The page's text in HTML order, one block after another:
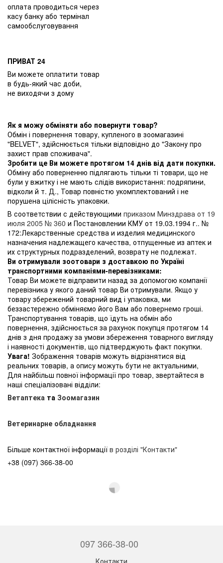
оплата проводиться через
касу банку або термінал
самообслуговування
ПРИВАТ 24
Ви можете оплатити товар
в будь-який час доби,
не виходячи з дому
Як я можу обміняти або повернути товар?
Обмін і повернення товару, купленого в зоомагазині
"BELVET", здійснюється тільки відповідно до "Закону про
захист прав споживача".
Зробити це Ви можете протягом 14 днів від дати покупки.
Обміну або поверненню підлягають тільки ті товари, що не
були у вжитку і не мають слідів використання: подряпини,
відколи й т. Д., Товар повністю укомплектований і не
порушена цілісність упаковки.
В соответствии с действующими приказом Минздрава от 19
июля 2005 № 360 и Постановлении КМУ от 19.03.1994 г.. №
172:Лекарственные средства и изделия медицинского
назначения надлежащего качества, отпущенные из аптек и
их структурных подразделений, возврату не подлежат.
Ви отримували зоотовари з доставкою по Україні
транспортними компаніями-перевізниками:
Товар Ви можете відправити назад за допомогою компанії
перевізника у якого даний товар Ви отримували. Якщо у
товару збережений товарний вид і упаковка, ми
беззастережно обміняємо його Вам або повернемо гроші.
Транспортування товарів, що їдуть на обмін або
повернення, здійснюється за рахунок покупця протягом 14
днів з дня продажу за умови збереження товарного вигляду
і наявності документів, що підтверджують факт покупки.
Увага! Зображення товарів можуть відрізнятися від
реальних товарів, а опису можуть бути не актуальними,
Для найбільш повної інформації про товар, звертайтеся в
наші спеціалізовані відділи:
Ветаптека та Зоомагазин
Ветеринарне обладнання
Більше контактної інформації в розділі "Контакти"
+38 (097) 366-38-00
097 366-38-00
Контакти